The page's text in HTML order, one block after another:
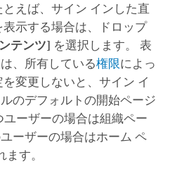
とえば、サイン インした直
示する場合は、ドロップ
テンツ] を選択します。 表
、所有している権限によっ
変更しないと、サイン イ
のデフォルトの開始ページ
ーザーの場合は組織ペー
ーザーの場合はホーム ペ
す。